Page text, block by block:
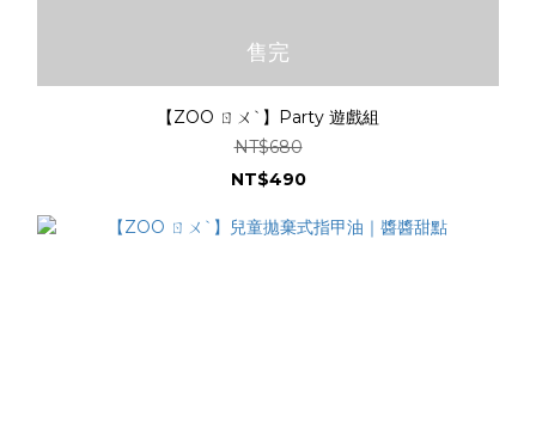
售完
【ZOO ㄖㄨˋ】Party 遊戲組
NT$680
NT$490